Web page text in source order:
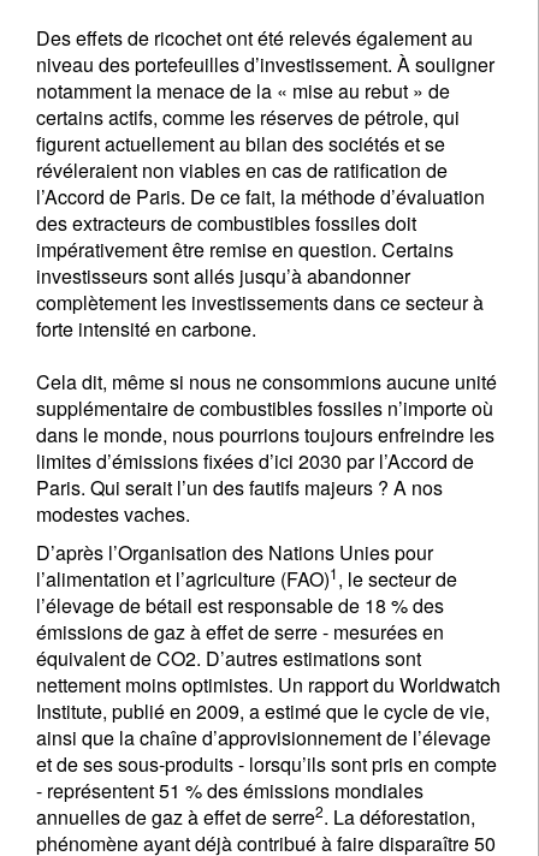
Des effets de ricochet ont été relevés également au
niveau des portefeuilles d’investissement. À souligner
notamment la menace de la « mise au rebut » de
certains actifs, comme les réserves de pétrole, qui
figurent actuellement au bilan des sociétés et se
révéleraient non viables en cas de ratification de
l’Accord de Paris. De ce fait, la méthode d’évaluation
des extracteurs de combustibles fossiles doit
impérativement être remise en question. Certains
investisseurs sont allés jusqu’à abandonner
complètement les investissements dans ce secteur à
forte intensité en carbone.
Cela dit, même si nous ne consommions aucune unité
supplémentaire de combustibles fossiles n’importe où
dans le monde, nous pourrions toujours enfreindre les
limites d’émissions fixées d’ici 2030 par l’Accord de
Paris. Qui serait l’un des fautifs majeurs ? A nos
modestes vaches.
D’après l’Organisation des Nations Unies pour
l’alimentation et l’agriculture (FAO)1, le secteur de
l’élevage de bétail est responsable de 18 % des
émissions de gaz à effet de serre - mesurées en
équivalent de CO2. D’autres estimations sont
nettement moins optimistes. Un rapport du Worldwatch
Institute, publié en 2009, a estimé que le cycle de vie,
ainsi que la chaîne d’approvisionnement de l’élevage
et de ses sous-produits - lorsqu’ils sont pris en compte
- représentent 51 % des émissions mondiales
annuelles de gaz à effet de serre2. La déforestation,
phénomène ayant déjà contribué à faire disparaître 50